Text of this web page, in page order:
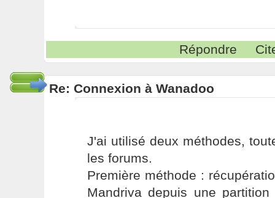
Répondre
Re: Connexion à Wanadoo
J'ai utilisé deux méthodes,
les forums.
Première méthode :
Mandriva depuis une